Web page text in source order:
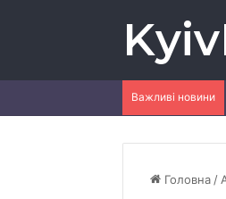
Важливі новини
Головна /